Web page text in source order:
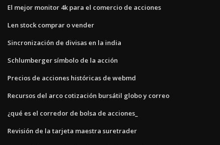
El mejor monitor 4k para el comercio de acciones
Len stock comprar o vender
Sincronización de divisas en la india
Schlumberger símbolo de la acción
Precios de acciones históricas de webmd
Recursos del arco cotización bursátil globo y correo
¿qué es el corredor de bolsa de acciones_
Revisión de la tarjeta maestra suretrader